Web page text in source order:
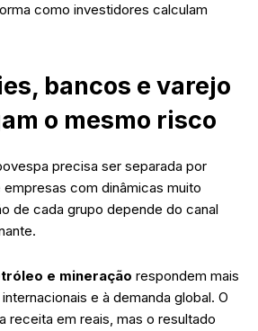
como investidores calculam
bancos e varejo
o mesmo risco
precisa ser separada por
com dinâmicas muito
de cada grupo depende do canal
e mineração respondem mais
e à demanda global. O
receita em reais, mas o resultado